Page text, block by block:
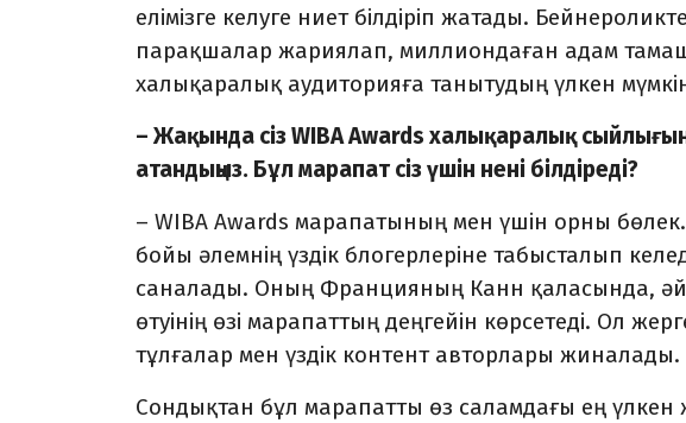
елімізге келуге ниет білдіріп жатады.
парақшалар жариялап, миллиондаған адам
халықаралық аудиторияға танытудың үлкен
– Жақында сіз WIBA Awards халықаралық
атандыңыз. Бұл марапат сіз үшін нені білдіреді?
– WIBA Awards марапатының мен үшін орны
бойы әлемнің үздік блогерлеріне табысталып
саналады. Оның Францияның Канн қаласында,
өтуінің өзі марапаттың деңгейін көрсетеді. Ол
тұлғалар мен үздік контент авторлары жиналады.
Сондықтан бұл марапатты өз саламдағы ең үлкен